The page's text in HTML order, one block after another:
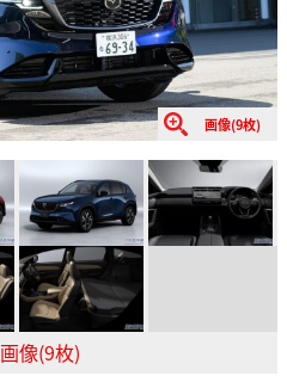
画像(9枚)
画像(9枚)